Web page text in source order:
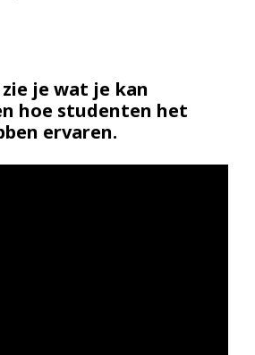
je wat je kan
hoe studenten het
ervaren.